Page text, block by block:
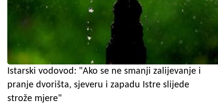
Istarski vodovod: "Ako se ne smanji zalijevanje i
pranje dvorišta, sjeveru i zapadu Istre slijede
strože mjere"